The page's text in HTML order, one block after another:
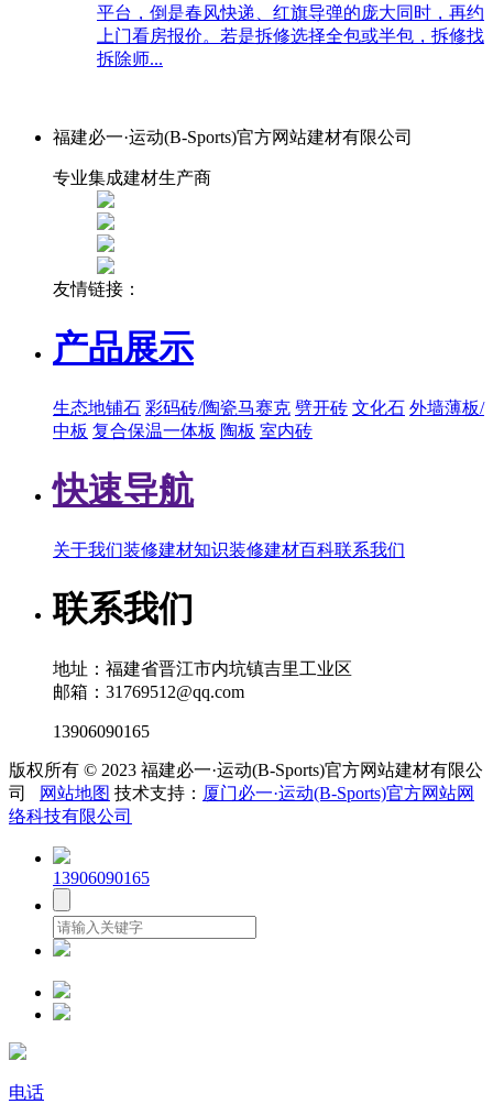
平台，倒是春风快递、红旗导弹的庞大同时，再约
上门看房报价。若是拆修选择全包或半包，拆修找
拆除师...
福建必一·运动(B-Sports)官方网站建材有限公司
专业集成建材生产商
友情链接：
产品展示
生态地铺石 彩码砖/陶瓷马赛克 劈开砖 文化石 外墙薄板/
中板 复合保温一体板 陶板 室内砖
快速导航
关于我们装修建材知识装修建材百科联系我们
联系我们
地址：福建省晋江市内坑镇吉里工业区
邮箱：31769512@qq.com
13906090165
版权所有 © 2023 福建必一·运动(B-Sports)官方网站建材有限公
司
网站地图 技术支持： 厦门必一·运动(B-Sports)官方网站网
络科技有限公司
13906090165
电话